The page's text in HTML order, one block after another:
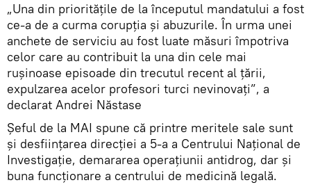
„Una din prioritățile de la începutul mandatului a fost
ce-a de a curma corupția și abuzurile. În urma unei
anchete de serviciu au fost luate măsuri împotriva
celor care au contribuit la una din cele mai
rușinoase episoade din trecutul recent al țării,
expulzarea acelor profesori turci nevinovați”, a
declarat Andrei Năstase
Șeful de la MAI spune că printre meritele sale sunt
și desființarea direcției a 5-a a Centrului Național de
Investigație, demararea operațiunii antidrog, dar și
buna funcționare a centrului de medicină legală.